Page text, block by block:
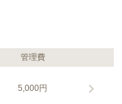
管理費
5,000円